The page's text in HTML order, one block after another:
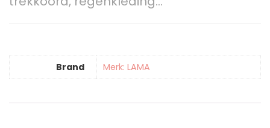
Brand Merk: LAMA